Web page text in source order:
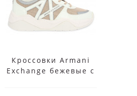
Кроссовки Armani
Exchange бежевые с